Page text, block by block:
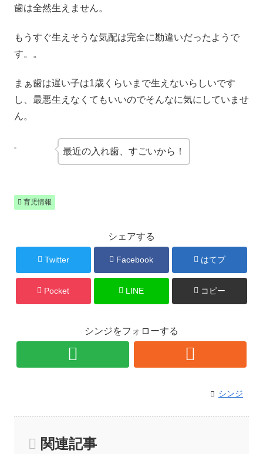
歯は全然生えません。
もうすぐ生えそうな気配は完全に勘違いだったようで
す。。
まぁ歯は遅い子は1歳くらいまで生えないらしいです
し、最悪生えなくてもいいのでそんなに気にしていませ
ん。
最近の入れ歯、すごいから！
育児情報
シェアする
Twitter Facebook はてブ
Pocket LINE コピー
シンジをフォローする
シンジ
関連記事